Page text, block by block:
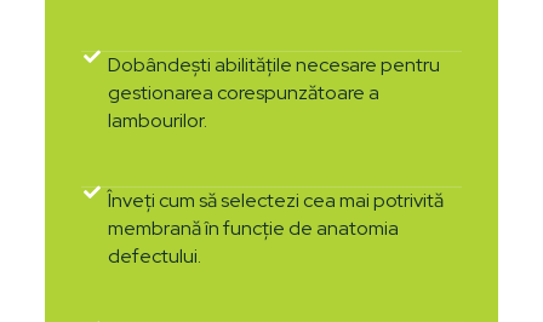
Dobândești abilitățile necesare pentru
gestionarea corespunzătoare a
lambourilor.
Înveți cum să selectezi cea mai potrivită
membrană în funcție de anatomia
defectului.